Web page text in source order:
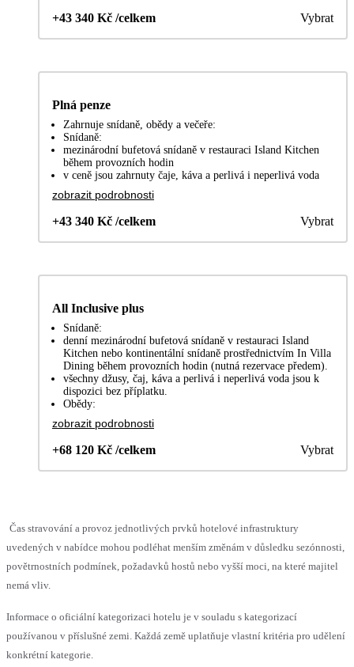
+43 340 Kč /celkem Vybrat
Plná penze
Zahrnuje snídaně, obědy a večeře:
Snídaně:
mezinárodní bufetová snídaně v restauraci Island Kitchen
během provozních hodin
v ceně jsou zahrnuty čaje, káva a perlivá i neperlivá voda
zobrazit podrobnosti
+43 340 Kč /celkem Vybrat
All Inclusive plus
Snídaně:
denní mezinárodní bufetová snídaně v restauraci Island
Kitchen nebo kontinentální snídaně prostřednictvím In Villa
Dining během provozních hodin (nutná rezervace předem).
všechny džusy, čaj, káva a perlivá i neperlivá voda jsou k
dispozici bez příplatku.
Obědy:
zobrazit podrobnosti
+68 120 Kč /celkem Vybrat
Čas stravování a provoz jednotlivých prvků hotelové infrastruktury
uvedených v nabídce mohou podléhat menším změnám v důsledku sezónnosti,
povětrnostních podmínek, požadavků hostů nebo vyšší moci, na které majitel
nemá vliv.
Informace o oficiální kategorizaci hotelu je v souladu s kategorizací
používanou v příslušné zemi. Každá země uplatňuje vlastní kritéria pro udělení
konkrétní kategorie.